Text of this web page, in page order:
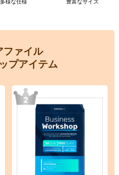
様な仕様 豊富なサイズ
ファイル
プアイテム